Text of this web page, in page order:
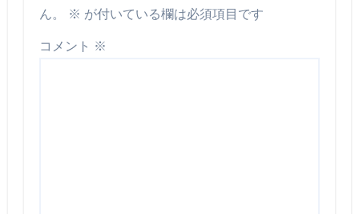
ん。
※ が付いている欄は必須項目です
コメント ※